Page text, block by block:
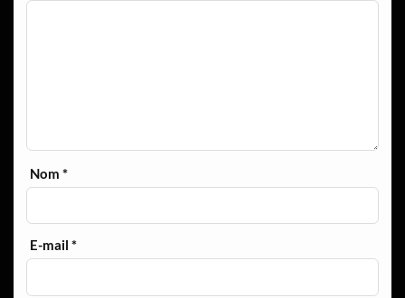
Nom*
E-mail*